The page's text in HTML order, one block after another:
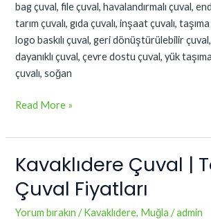
bag çuval, file çuval, havalandırmalı çuval,
tarım çuvalı, gıda çuvalı, inşaat çuvalı,
logo baskılı çuval, geri dönüştürülebilir çuval,
dayanıklı çuval, çevre dostu çuval, yük
çuvalı, soğan
Read More »
Kavaklıdere Çuval |
Çuval Fiyatları
Yorum bırakın /Kavaklıdere, Muğla /admin
Kavaklıdere
|
Toptan